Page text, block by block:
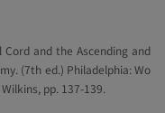
Cord and the Ascending and
. (7th ed.) Philadelphia: Wo
pp. 137-139.